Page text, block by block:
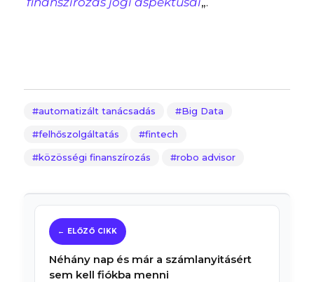
automatizált tanácsadás Big Data
felhőszolgáltatás fintech
közösségi finanszírozás robo advisor
Néhány nap és már a számlanyitásért
sem kell fiókba menni